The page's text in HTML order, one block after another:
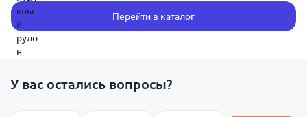
Перейти в каталог
У вас остались вопросы?